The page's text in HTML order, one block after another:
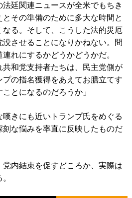
廷関連ニュースが全米でもちき
その準備のために多大な時間と
る。そして、こうした法的災厄
させることになりかねない。問
れにするかどうかどうかだ。
和党支持者たちは、民主党側が
の指名獲得をあえてお膳立てす
とになるのだろうか」
きにも近いトランプ氏をめぐる
な悩みを率直に反映したものだ
内結束を促すどころか、実際は